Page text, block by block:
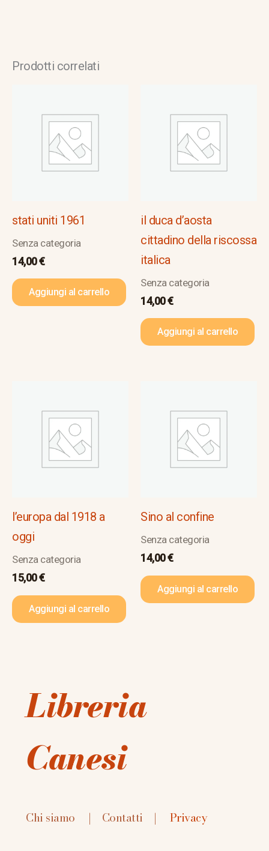
Prodotti correlati
stati uniti 1961
Senza categoria
14,00€
Aggiungi al carrello
il duca d’aosta
cittadino della riscossa
italica
Senza categoria
14,00€
Aggiungi al carrello
l’europa dal 1918 a
oggi
Senza categoria
15,00€
Aggiungi al carrello
Sino al confine
Senza categoria
14,00€
Aggiungi al carrello
Libreria
Canesi
Chi siamo | Contatti | Privacy